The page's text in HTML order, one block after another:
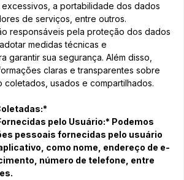
a portabilidade dos dados
de serviços, entre outros.
responsáveis pela proteção dos dados
medidas técnicas e
garantir sua segurança. Além disso,
claras e transparentes sobre
coletados, usados e compartilhados.
pelo Usuário:* Podemos
pessoais fornecidas pelo usuário
como nome, endereço de e-
número de telefone, entre